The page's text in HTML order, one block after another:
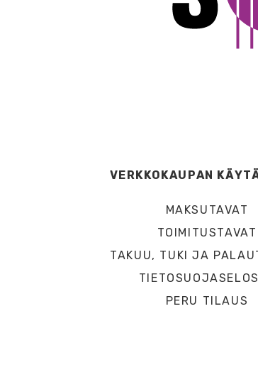
VERKKOKAUPAN
MAKSUTAVAT
TOIMITUSTAVAT
TAKUU, TUKI JA
PERU TILAUS